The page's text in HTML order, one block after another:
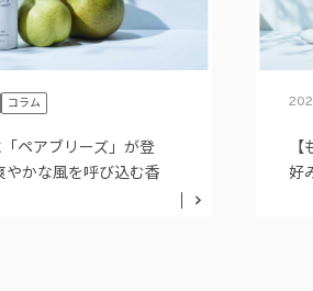
コラム
「ペアブリーズ」が登
やかな風を呼び込む香
好